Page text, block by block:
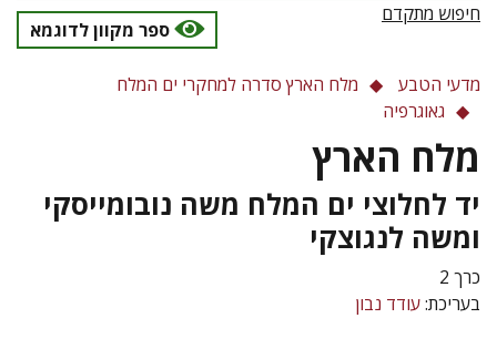
חיפוש מתקדם
ספר מקוון לדוגמא
מדעי הטבע
מלח הארץ סדרה למחקרי ים המלח
גאוגרפיה
מלח הארץ
יד לחלוצי ים המלח משה נובומייסקי
ומשה לנגוצקי
כרך 2
בעריכת:עודד נבון